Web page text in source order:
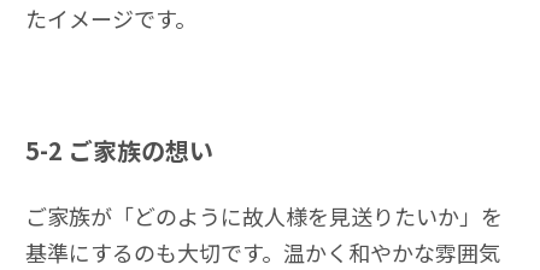
たイメージです。
5-2 ご家族の想い
ご家族が「どのように故人様を見送りたいか」を
基準にするのも大切です。温かく和やかな雰囲気